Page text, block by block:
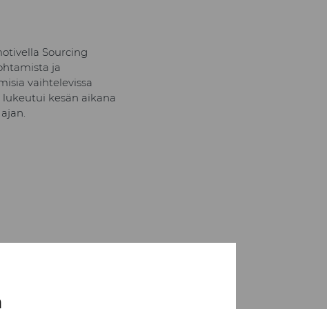
Sourcing
ja
vaihtelevissa
kesän aikana